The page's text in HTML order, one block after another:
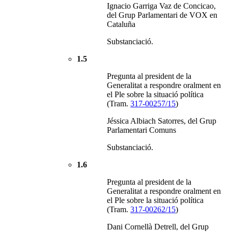
Ignacio Garriga Vaz de Concicao,
del Grup Parlamentari de VOX en
Cataluña
Substanciació.
1.5
Pregunta al president de la
Generalitat a respondre oralment en
el Ple sobre la situació política
(Tram.317-00257/15)
Jéssica Albiach Satorres, del Grup
Parlamentari Comuns
Substanciació.
1.6
Pregunta al president de la
Generalitat a respondre oralment en
el Ple sobre la situació política
(Tram.317-00262/15)
Dani Cornellà Detrell, del Grup